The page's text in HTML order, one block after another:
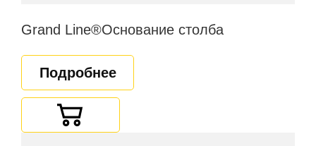
Grand Line®Основание столба
Подробнее